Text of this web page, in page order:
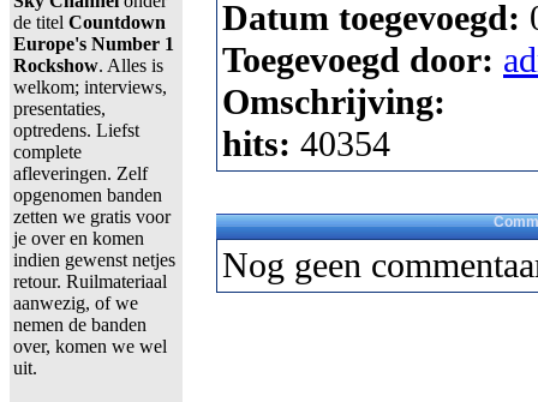
de titel Countdown
Europe's Number 1
Rockshow. Alles is
welkom; interviews,
presentaties,
optredens. Liefst
complete
afleveringen. Zelf
opgenomen banden
zetten we gratis voor
je over en komen
indien gewenst netjes
retour. Ruilmateriaal
aanwezig, of we
nemen de banden
over, komen we wel
uit.
Datum toegevoegd:
Toegevoegd door:
Omschrijving:
hits: 40354
Nog geen